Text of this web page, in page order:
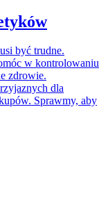
być trudne.
w kontrolowaniu
zdrowie.
dla
Sprawmy, aby